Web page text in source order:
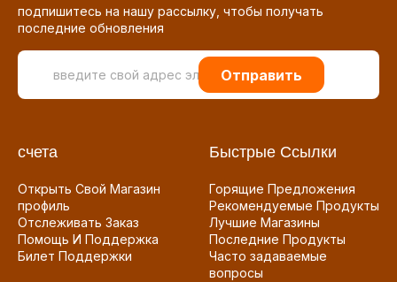
подпишитесь на нашу рассылку, чтобы получать
последние обновления
Отправить
счета
Открыть Свой Магазин
профиль
Отслеживать Заказ
Помощь И Поддержка
Билет Поддержки
Быстрые Ссылки
Горящие Предложения
Рекомендуемые Продукты
Лучшие Магазины
Последние Продукты
Часто задаваемые
вопросы